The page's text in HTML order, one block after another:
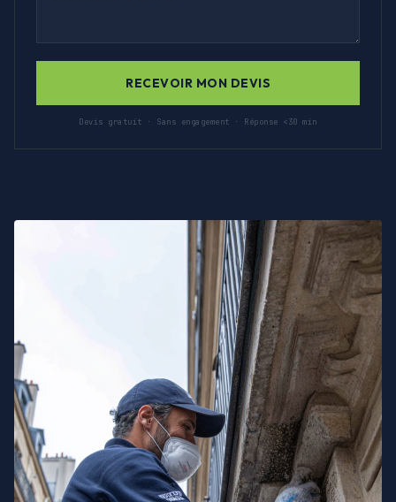
RECEVOIR MON DEVIS
Devis gratuit · Sans engagement · Réponse <30 min